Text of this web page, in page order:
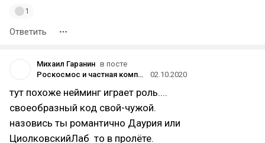
1
Ответить
Михаил Гаранин в посте
Роскосмос и частная компания МТКС подписали соглашение о создании многоразового космического корабля
02.10.2020
тут похоже нейминг играет роль....
своеобразный код свой-чужой.
назовись ты романтично Даурия или
ЦиолковскийЛаб то в пролёте.